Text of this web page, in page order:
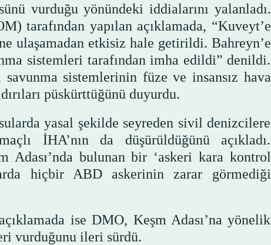
vurduğu yönündeki iddialarını yalanladı.
tarafından yapılan açıklamada, “Kuveyt’e
ulaşamadan etkisiz hale getirildi. Bahreyn’e
sistemleri tarafından imha edildi” denildi.
sistemlerinin füze ve insansız hava
püskürttüğünü duyurdu.
yasal şekilde seyreden sivil denizcilere
İHA’nın da düşürüldüğünü açıkladı.
Adası’nda bulunan bir ‘askeri kara kontrol
hiçbir ABD askerinin zarar görmediği
ise DMO, Keşm Adası’na yönelik
vurduğunu ileri sürdü.